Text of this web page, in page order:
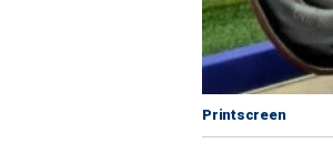
Printscreen